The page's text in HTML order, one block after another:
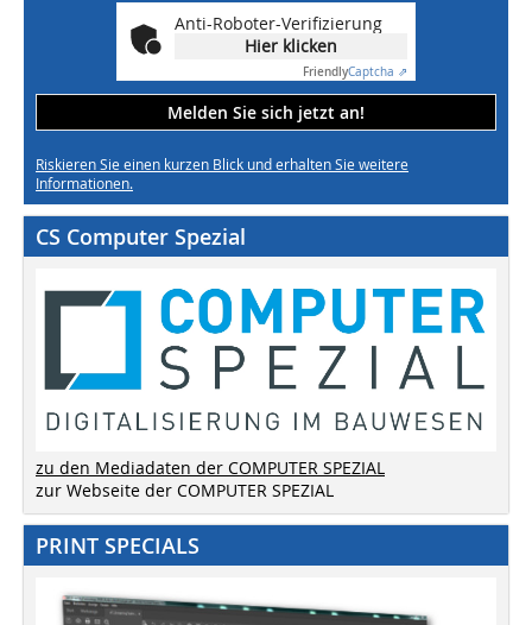
Anti-Roboter-Verifizierung
Hier klicken
FriendlyCaptcha ⇗
Melden Sie sich jetzt an!
Riskieren Sie einen kurzen Blick und erhalten Sie weitere
Informationen.
CS Computer Spezial
zu den Mediadaten der COMPUTER SPEZIAL
zur Webseite der COMPUTER SPEZIAL
PRINT SPECIALS